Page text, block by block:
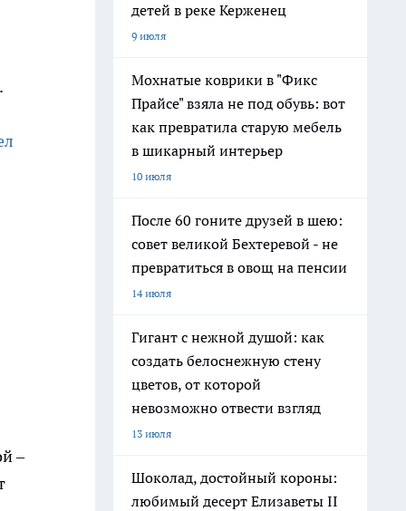
–
детей в реке Керженец
9 июля
Мохнатые коврики в "Фикс
Прайсе" взяла не под обувь: вот
как превратила старую мебель
в шикарный интерьер
10 июля
После 60 гоните друзей в шею:
совет великой Бехтеревой - не
превратиться в овощ на пенсии
14 июля
Гигант с нежной душой: как
создать белоснежную стену
цветов, от которой
невозможно отвести взгляд
13 июля
Шоколад, достойный короны:
любимый десерт Елизаветы II